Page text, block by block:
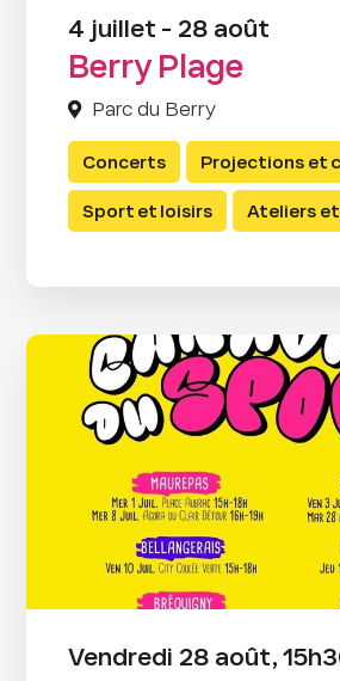
4 juillet - 28 août
Berry Plage
Parc du Berry
Concerts Projections et
Sport et loisirs Ateliers et
Vendredi 28 août,